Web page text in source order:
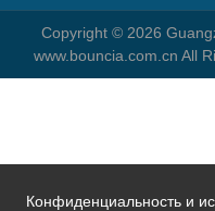
Copyright © 2026
www.bouncia.com.cn All
Конфиденциальность и